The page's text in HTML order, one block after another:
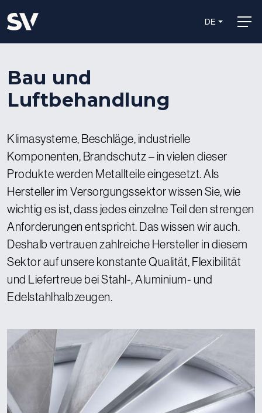
DE
Bau und
Luftbehandlung
Klimasysteme, Beschläge, industrielle
Komponenten, Brandschutz – in vielen dieser
Produkte werden Metallteile eingesetzt. Als
Hersteller im Versorgungssektor wissen Sie, wie
wichtig es ist, dass jedes einzelne Teil den strengen
Anforderungen entspricht. Das wissen wir auch.
Deshalb vertrauen zahlreiche Hersteller in diesem
Sektor auf unsere konstante Qualität, Flexibilität
und Liefertreue bei Stahl-, Aluminium- und
Edelstahlhalbzeugen.